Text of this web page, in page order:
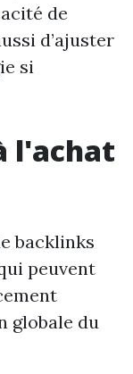
de
d’ajuster
si
l'achat
backlinks
peuvent
globale du